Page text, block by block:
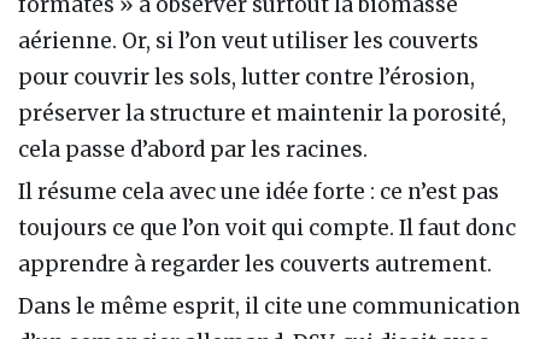
aérienne. Or, si l’on veut utiliser les couverts
pour couvrir les sols, lutter contre l’érosion,
préserver la structure et maintenir la porosité,
cela passe d’abord par les racines.
Il résume cela avec une idée forte : ce n’est pas
toujours ce que l’on voit qui compte. Il faut donc
apprendre à regarder les couverts autrement.
Dans le même esprit, il cite une communication